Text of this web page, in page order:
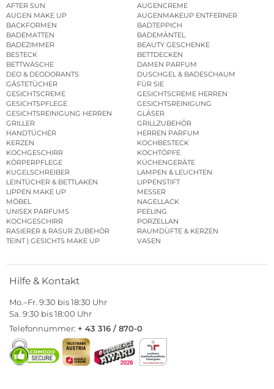
AFTER SUN
AUGENCREME
AUGEN MAKE UP
AUGENMAKEUP ENTFERNER
BACKFORMEN
BADTEPPICH
BADEMATTEN
BADEMÄNTEL
BADEZIMMER
BEAUTY GESCHENKE
BESTECK
BETTDECKEN
BETTWÄSCHE
DAMEN PARFUM
DEO & DEODORANTS
DUSCHGEL & BADESCHAUM
GÄSTETÜCHER
FÜR SIE
GESICHTSCREME
GESICHTSCREME HERREN
GESICHTSPFLEGE
GESICHTSREINIGUNG
GESICHTSREINIGUNG HERREN
GLÄSER
GRILLER
GRILLZUBEHÖR
HANDTÜCHER
HERREN PARFUM
KERZEN
KOCHBESTECK
KOCHGESCHIRR
KOCHTÖPFE
KÖRPERPFLEGE
KÜCHENGERÄTE
KUGELSCHREIBER
LAMPEN & LEUCHTEN
LEINTÜCHER & BETTLAKEN
LIPPENSTIFT
LIPPEN MAKE UP
MESSER
MÖBEL
NAGELLACK
UNISEX PARFUMS
PEELING
KOCHGESCHIRR
PORZELLAN
RASIERER & RASUR ZUBEHÖR
RAUMDÜFTE & KERZEN
TEINT | GESICHTS MAKE UP
VASEN
Hilfe & Kontakt
Mo.–Fr. 9:30 bis 18:30 Uhr
Sa. 9:30 bis 18:00 Uhr
Telefonnummer: + 43 316 / 870-0